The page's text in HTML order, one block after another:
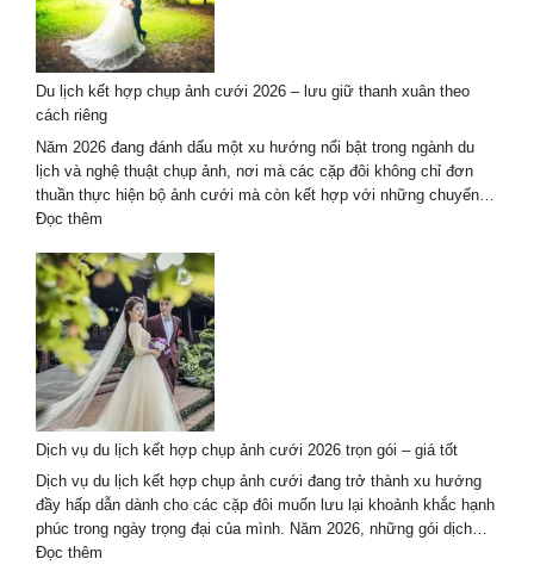
dài
kết
hợp
du
lịch
tại
Đà
Nẵng
–
An
Du lịch kết hợp chụp ảnh cưới 2026 – lưu giữ thanh xuân theo
cách riêng
Năm 2026 đang đánh dấu một xu hướng nổi bật trong ngành du
lịch và nghệ thuật chụp ảnh, nơi mà các cặp đôi không chỉ đơn
thuần thực hiện bộ ảnh cưới mà còn kết hợp với những chuyến…
Đọc thêm
lịch
kết
hợp
chụp
ảnh
cưới
2026
–
lưu
giữ
thanh
xuân
Dịch vụ du lịch kết hợp chụp ảnh cưới 2026 trọn gói – giá tốt
Dịch vụ du lịch kết hợp chụp ảnh cưới đang trở thành xu hướng
đầy hấp dẫn dành cho các cặp đôi muốn lưu lại khoảnh khắc hạnh
phúc trong ngày trọng đại của mình. Năm 2026, những gói dịch…
Đọc thêm